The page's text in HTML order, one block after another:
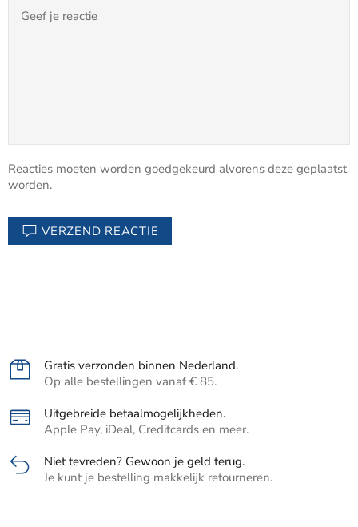
Reacties moeten worden goedgekeurd alvorens deze geplaatst
worden.
VERZEND REACTIE
Gratis verzonden binnen Nederland.
Op alle bestellingen vanaf € 85.
Uitgebreide betaalmogelijkheden.
Apple Pay, iDeal, Creditcards en meer.
Niet tevreden? Gewoon je geld terug.
Je kunt je bestelling makkelijk retourneren.